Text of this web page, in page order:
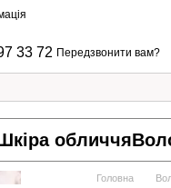
33 72 Передзвонити вам?
обличчя
Головна